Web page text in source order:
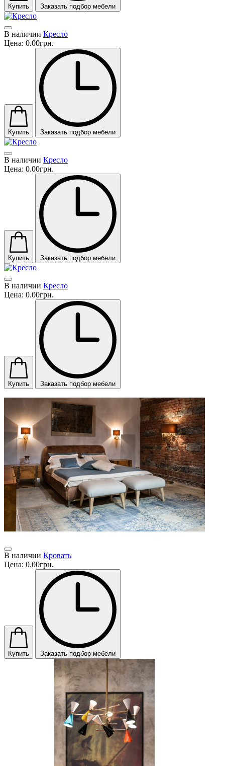
Купить Заказать подбор мебели
В наличии Кресло
Цена: 0.00грн.
Купить Заказать подбор мебели
В наличии Кресло
Цена: 0.00грн.
Купить Заказать подбор мебели
В наличии Кресло
Цена: 0.00грн.
Купить Заказать подбор мебели
В наличии Кровать
Цена: 0.00грн.
Купить Заказать подбор мебели